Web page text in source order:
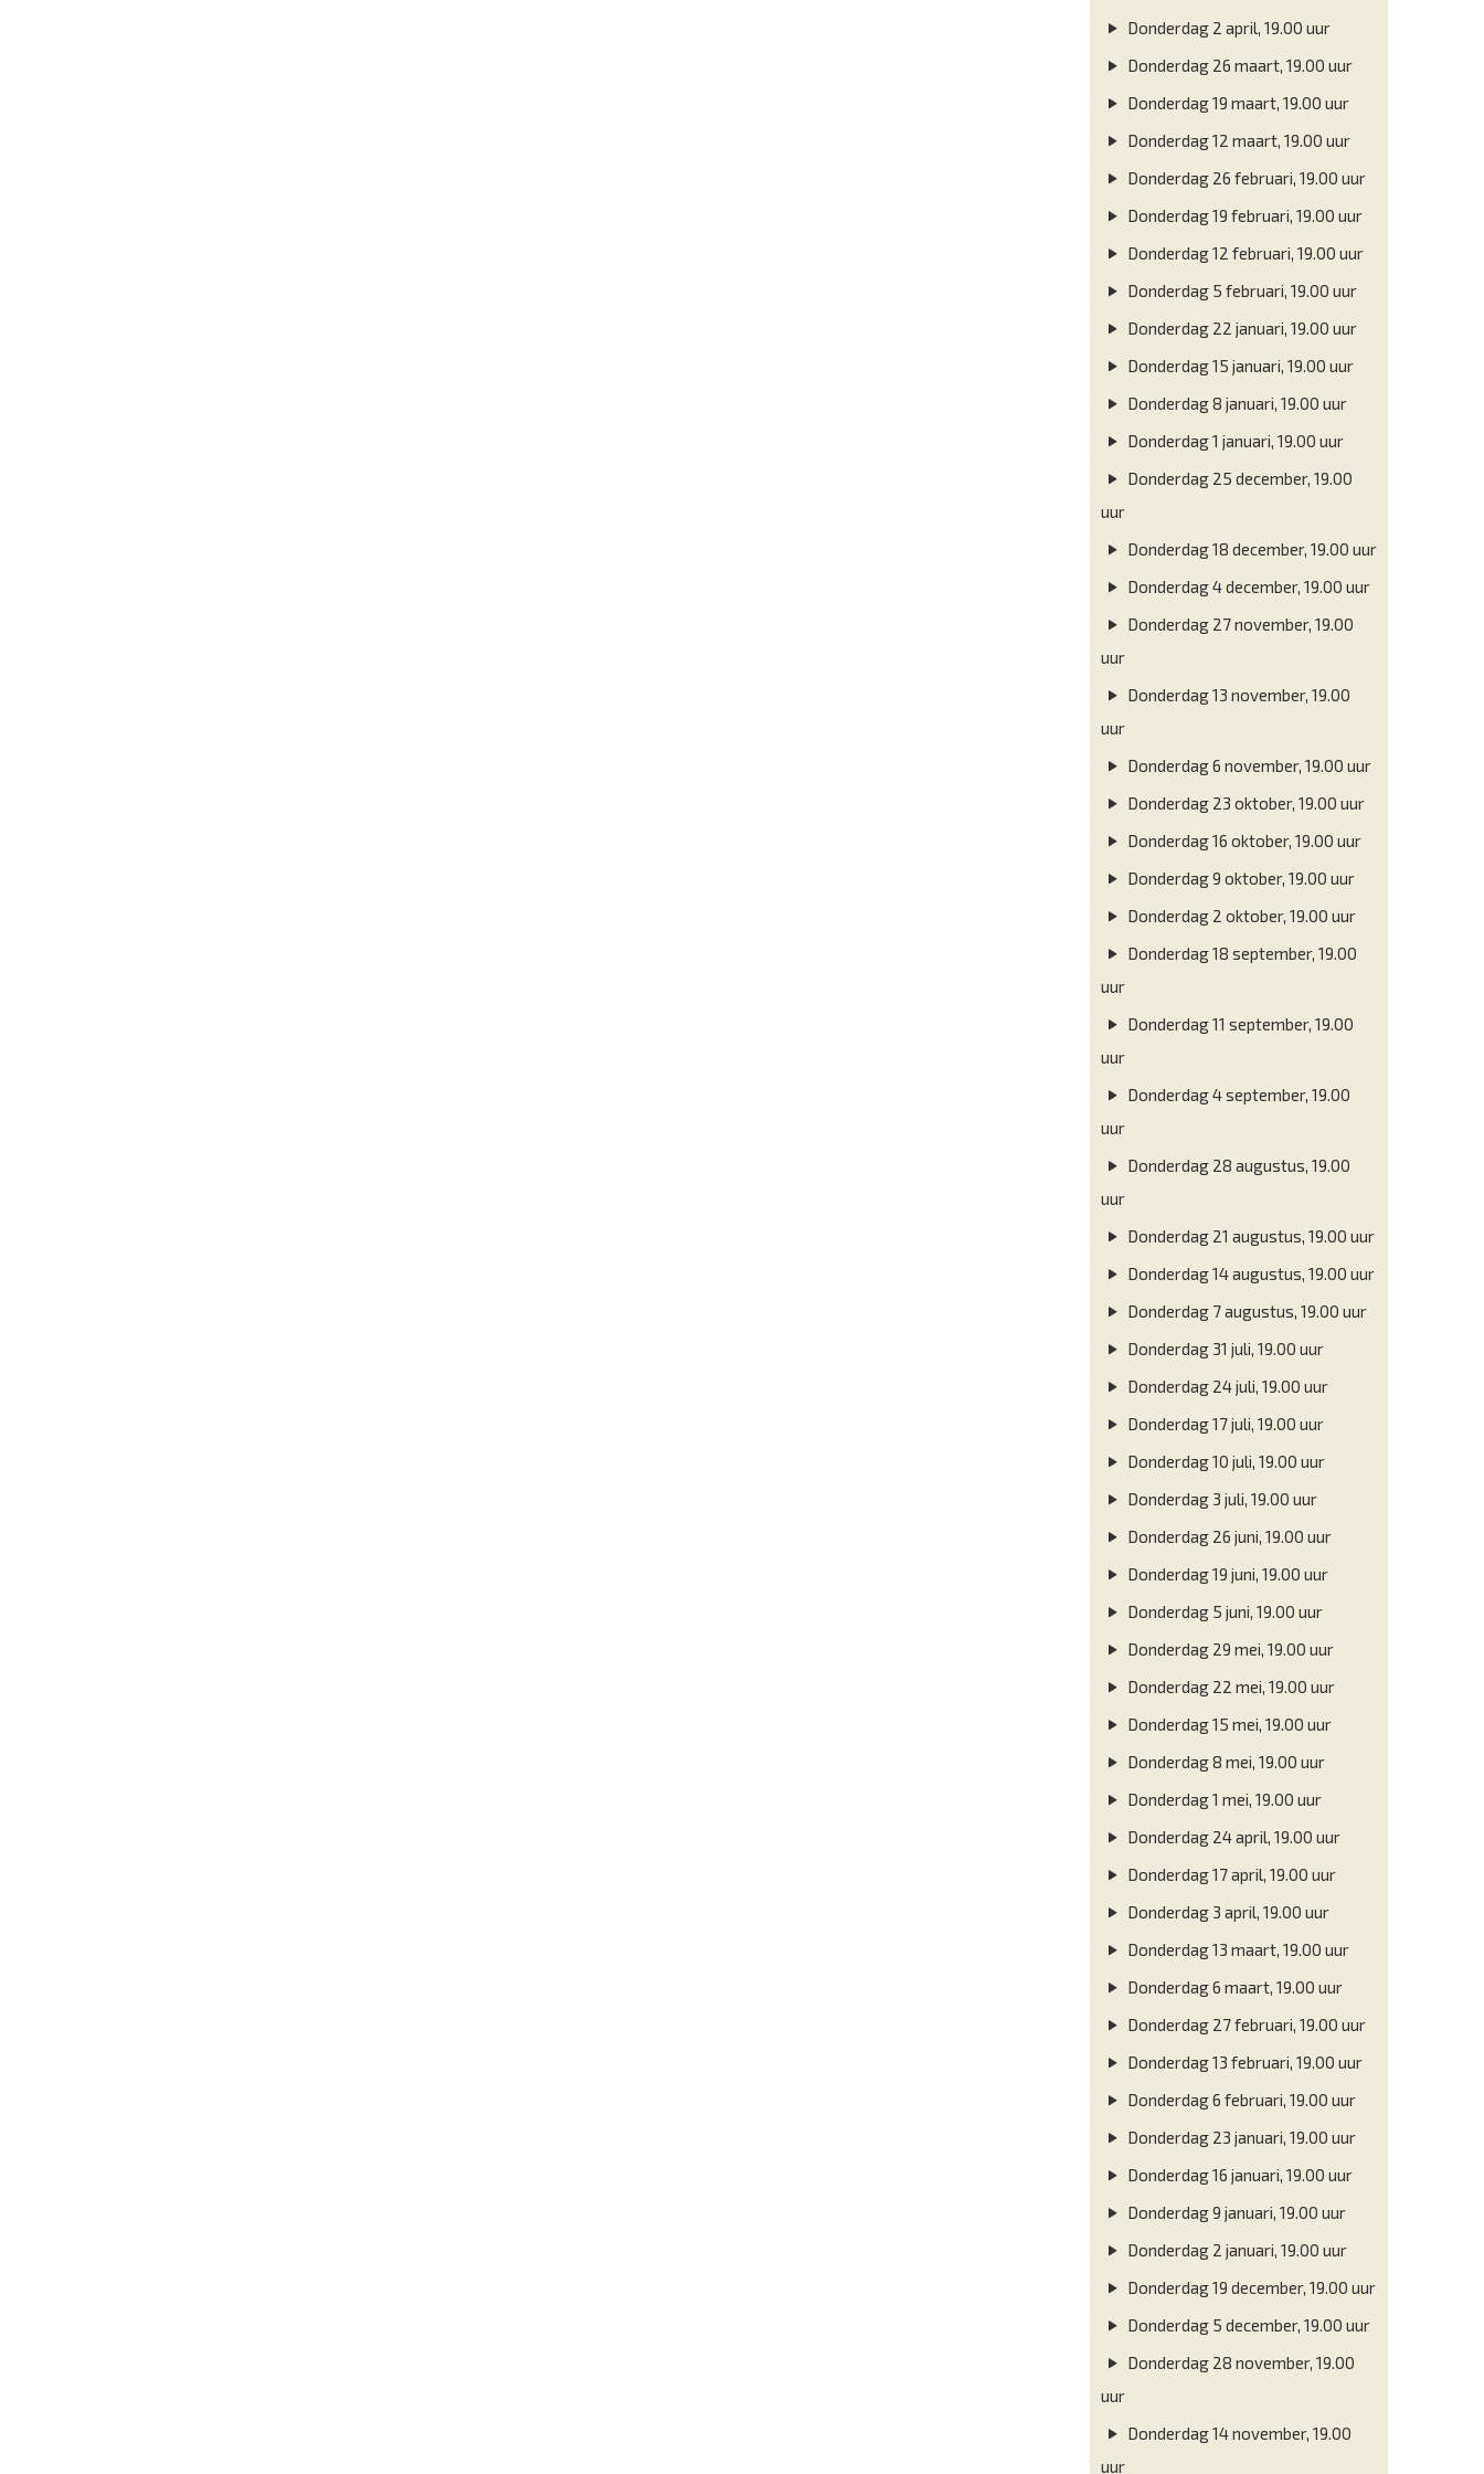
Donderdag 2 april, 19.00 uur
Donderdag 26 maart, 19.00 uur
Donderdag 19 maart, 19.00 uur
Donderdag 12 maart, 19.00 uur
Donderdag 26 februari, 19.00 uur
Donderdag 19 februari, 19.00 uur
Donderdag 12 februari, 19.00 uur
Donderdag 5 februari, 19.00 uur
Donderdag 22 januari, 19.00 uur
Donderdag 15 januari, 19.00 uur
Donderdag 8 januari, 19.00 uur
Donderdag 1 januari, 19.00 uur
Donderdag 25 december, 19.00
uur
Donderdag 18 december, 19.00 uur
Donderdag 4 december, 19.00 uur
Donderdag 27 november, 19.00
uur
Donderdag 13 november, 19.00
uur
Donderdag 6 november, 19.00 uur
Donderdag 23 oktober, 19.00 uur
Donderdag 16 oktober, 19.00 uur
Donderdag 9 oktober, 19.00 uur
Donderdag 2 oktober, 19.00 uur
Donderdag 18 september, 19.00
uur
Donderdag 11 september, 19.00
uur
Donderdag 4 september, 19.00
uur
Donderdag 28 augustus, 19.00
uur
Donderdag 21 augustus, 19.00 uur
Donderdag 14 augustus, 19.00 uur
Donderdag 7 augustus, 19.00 uur
Donderdag 31 juli, 19.00 uur
Donderdag 24 juli, 19.00 uur
Donderdag 17 juli, 19.00 uur
Donderdag 10 juli, 19.00 uur
Donderdag 3 juli, 19.00 uur
Donderdag 26 juni, 19.00 uur
Donderdag 19 juni, 19.00 uur
Donderdag 5 juni, 19.00 uur
Donderdag 29 mei, 19.00 uur
Donderdag 22 mei, 19.00 uur
Donderdag 15 mei, 19.00 uur
Donderdag 8 mei, 19.00 uur
Donderdag 1 mei, 19.00 uur
Donderdag 24 april, 19.00 uur
Donderdag 17 april, 19.00 uur
Donderdag 3 april, 19.00 uur
Donderdag 13 maart, 19.00 uur
Donderdag 6 maart, 19.00 uur
Donderdag 27 februari, 19.00 uur
Donderdag 13 februari, 19.00 uur
Donderdag 6 februari, 19.00 uur
Donderdag 23 januari, 19.00 uur
Donderdag 16 januari, 19.00 uur
Donderdag 9 januari, 19.00 uur
Donderdag 2 januari, 19.00 uur
Donderdag 19 december, 19.00 uur
Donderdag 5 december, 19.00 uur
Donderdag 28 november, 19.00
uur
Donderdag 14 november, 19.00
uur